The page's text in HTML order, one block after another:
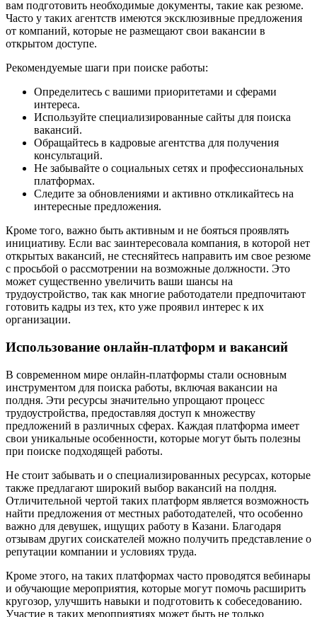
вам подготовить необходимые документы, такие как резюме.
Часто у таких агентств имеются эксклюзивные предложения
от компаний, которые не размещают свои вакансии в
открытом доступе.
Рекомендуемые шаги при поиске работы:
Определитесь с вашими приоритетами и сферами
интереса.
Используйте специализированные сайты для поиска
вакансий.
Обращайтесь в кадровые агентства для получения
консультаций.
Не забывайте о социальных сетях и профессиональных
платформах.
Следите за обновлениями и активно откликайтесь на
интересные предложения.
Кроме того, важно быть активным и не бояться проявлять
инициативу. Если вас заинтересовала компания, в которой нет
открытых вакансий, не стесняйтесь направить им свое резюме
с просьбой о рассмотрении на возможные должности. Это
может существенно увеличить ваши шансы на
трудоустройство, так как многие работодатели предпочитают
готовить кадры из тех, кто уже проявил интерес к их
организации.
Использование онлайн-платформ и вакансий
В современном мире онлайн-платформы стали основным
инструментом для поиска работы, включая вакансии на
полдня. Эти ресурсы значительно упрощают процесс
трудоустройства, предоставляя доступ к множеству
предложений в различных сферах. Каждая платформа имеет
свои уникальные особенности, которые могут быть полезны
при поиске подходящей работы.
Не стоит забывать и о специализированных ресурсах, которые
также предлагают широкий выбор вакансий на полдня.
Отличительной чертой таких платформ является возможность
найти предложения от местных работодателей, что особенно
важно для девушек, ищущих работу в Казани. Благодаря
отзывам других соискателей можно получить представление о
репутации компании и условиях труда.
Кроме этого, на таких платформах часто проводятся вебинары
и обучающие мероприятия, которые могут помочь расширить
кругозор, улучшить навыки и подготовить к собеседованию.
Участие в таких мероприятиях может быть не только